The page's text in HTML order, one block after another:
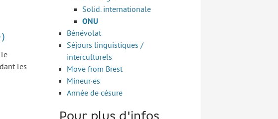
le
les
Solid. internationale
ONU
Bénévolat
Séjours linguistiques /
interculturels
Move from Brest
Mineur·es
Année de césure